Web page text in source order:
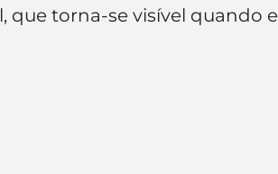
que torna-se visível quando